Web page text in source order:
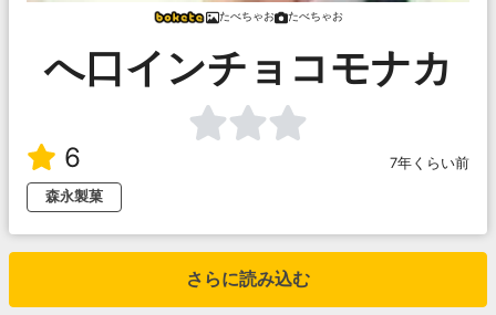
たべちゃお たべちゃお
へ口インチョコモナカ
6
7年くらい前
森永製菓
さらに読み込む